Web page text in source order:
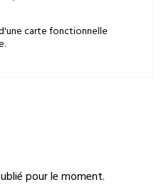
carte fonctionnelle
pour le moment.